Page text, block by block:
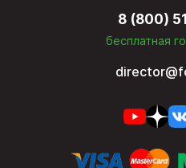
8 (800)
бесплатная